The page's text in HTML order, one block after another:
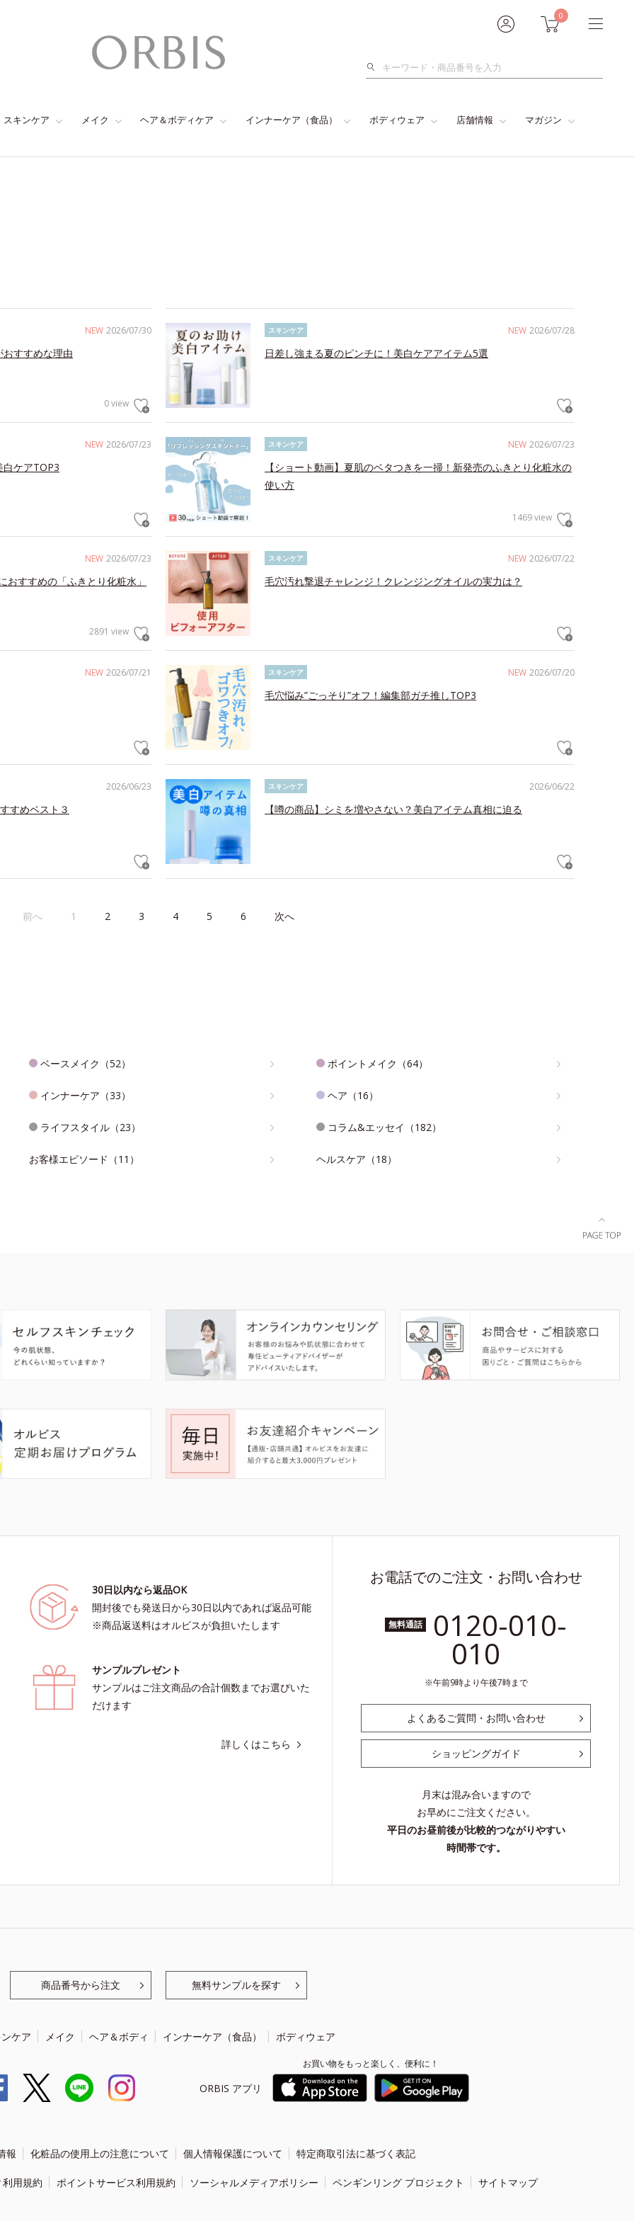
0
検
スキンケア メイク ヘア＆ボディケア インナーケア（食品） ボディウェア 店舗情報 マガジン
NEW 2026/07/30
すすめな理由
0 view
NEW 2026/07/28
スキンケア
日差し強まる夏のピンチに！美白ケアアイテム5選
NEW 2026/07/23
ケアTOP3
NEW 2026/07/23
スキンケア
【ショート動画】夏肌のベタつきを一掃！新発売のふきとり化粧水の
使い方
1469 view
NEW 2026/07/23
すすめの「ふきとり化粧水」
2891 view
NEW 2026/07/22
スキンケア
毛穴汚れ撃退チャレンジ！クレンジングオイルの実力は？
NEW 2026/07/21 NEW 2026/07/20
スキンケア
毛穴悩み”ごっそり”オフ！編集部ガチ推しTOP3
2026/06/23
すめベスト３
2026/06/22
スキンケア
【噂の商品】シミを増やさない？美白アイテム真相に迫る
前へ 1 2 3 4 5 6 次へ
ベースメイク（52） ポイントメイク（64）
インナーケア（33） ヘア（16）
ライフスタイル（23） コラム&エッセイ（182）
お客様エピソード（11） ヘルスケア（18）
30日以内なら返品OK
開封後でも発送日から30日以内であれば返品可能
※商品返送料はオルビスが負担いたします
サンプルプレゼント
サンプルはご注文商品の合計個数までお選びいた
だけます
詳しくはこちら
お電話でのご注文・お問い合わせ
無料通話 0120-010-
010
午前9時より午後7時まで
よくあるご質問・お問い合わせ
ショッピングガイド
月末は混み合いますので
お早めにご注文ください。
平日のお昼前後が比較的つながりやすい
時間帯です。
商品番号から注文 無料サンプルを探す
ケア メイク ヘア＆ボディ インナーケア（食品） ボディウェア
ORBIS アプリ
お買い物をもっと楽しく、便利に！
報 化粧品の使用上の注意について 個人情報保護について 特定商取引法に基づく表記
用規約 ポイントサービス利用規約 ソーシャルメディアポリシー ペンギンリング プロジェクト サイトマップ